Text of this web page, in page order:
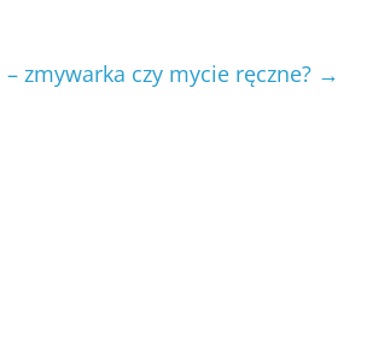
zmywarka czy mycie ręczne? →